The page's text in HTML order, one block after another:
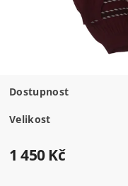
Dostupnost
Velikost
1 450 Kč